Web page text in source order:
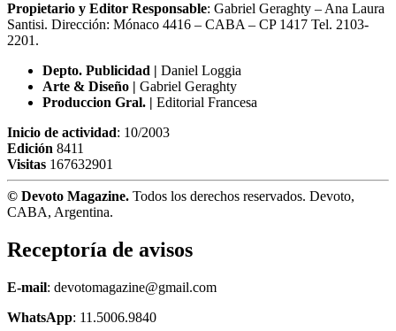
Propietario y Editor Responsable: Gabriel Geraghty – Ana Laura
Santisi. Dirección: Mónaco 4416 – CABA – CP 1417 Tel. 2103-
2201.
Depto. Publicidad | Daniel Loggia
Arte & Diseño | Gabriel Geraghty
Produccion Gral. | Editorial Francesa
Inicio de actividad: 10/2003
Edición 8411
Visitas 167632901
© Devoto Magazine. Todos los derechos reservados. Devoto,
CABA, Argentina.
Receptoría de avisos
E-mail: devotomagazine@gmail.com
WhatsApp: 11.5006.9840